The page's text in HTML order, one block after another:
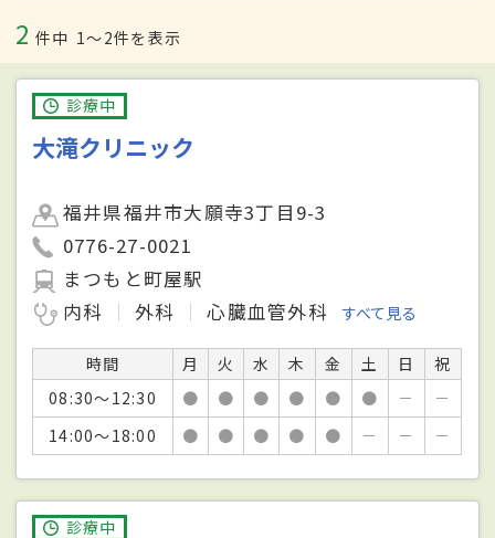
2 件中 1〜2件を表示
診療中
大滝クリニック
福井県福井市大願寺3丁目9-3
0776-27-0021
まつもと町屋駅
内科
外科 心臓血管外科 すべて見る
時間 月 火 水 木 金 土 日
祝
08:30～12:30
● ● ● ● ● ● －
－
14:00～18:00
● ● ● ● ● － － －
診療中